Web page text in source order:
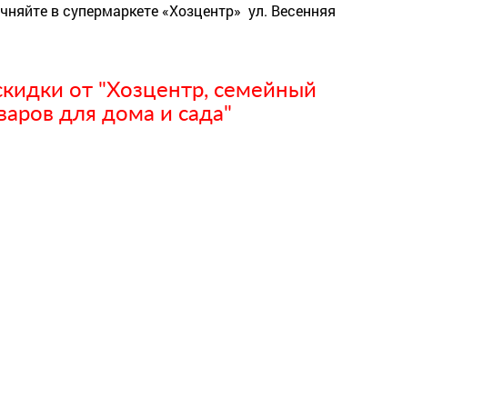
в супермаркете «Хозцентр» ул. Весенняя
от "Хозцентр, семейный
для дома и сада"